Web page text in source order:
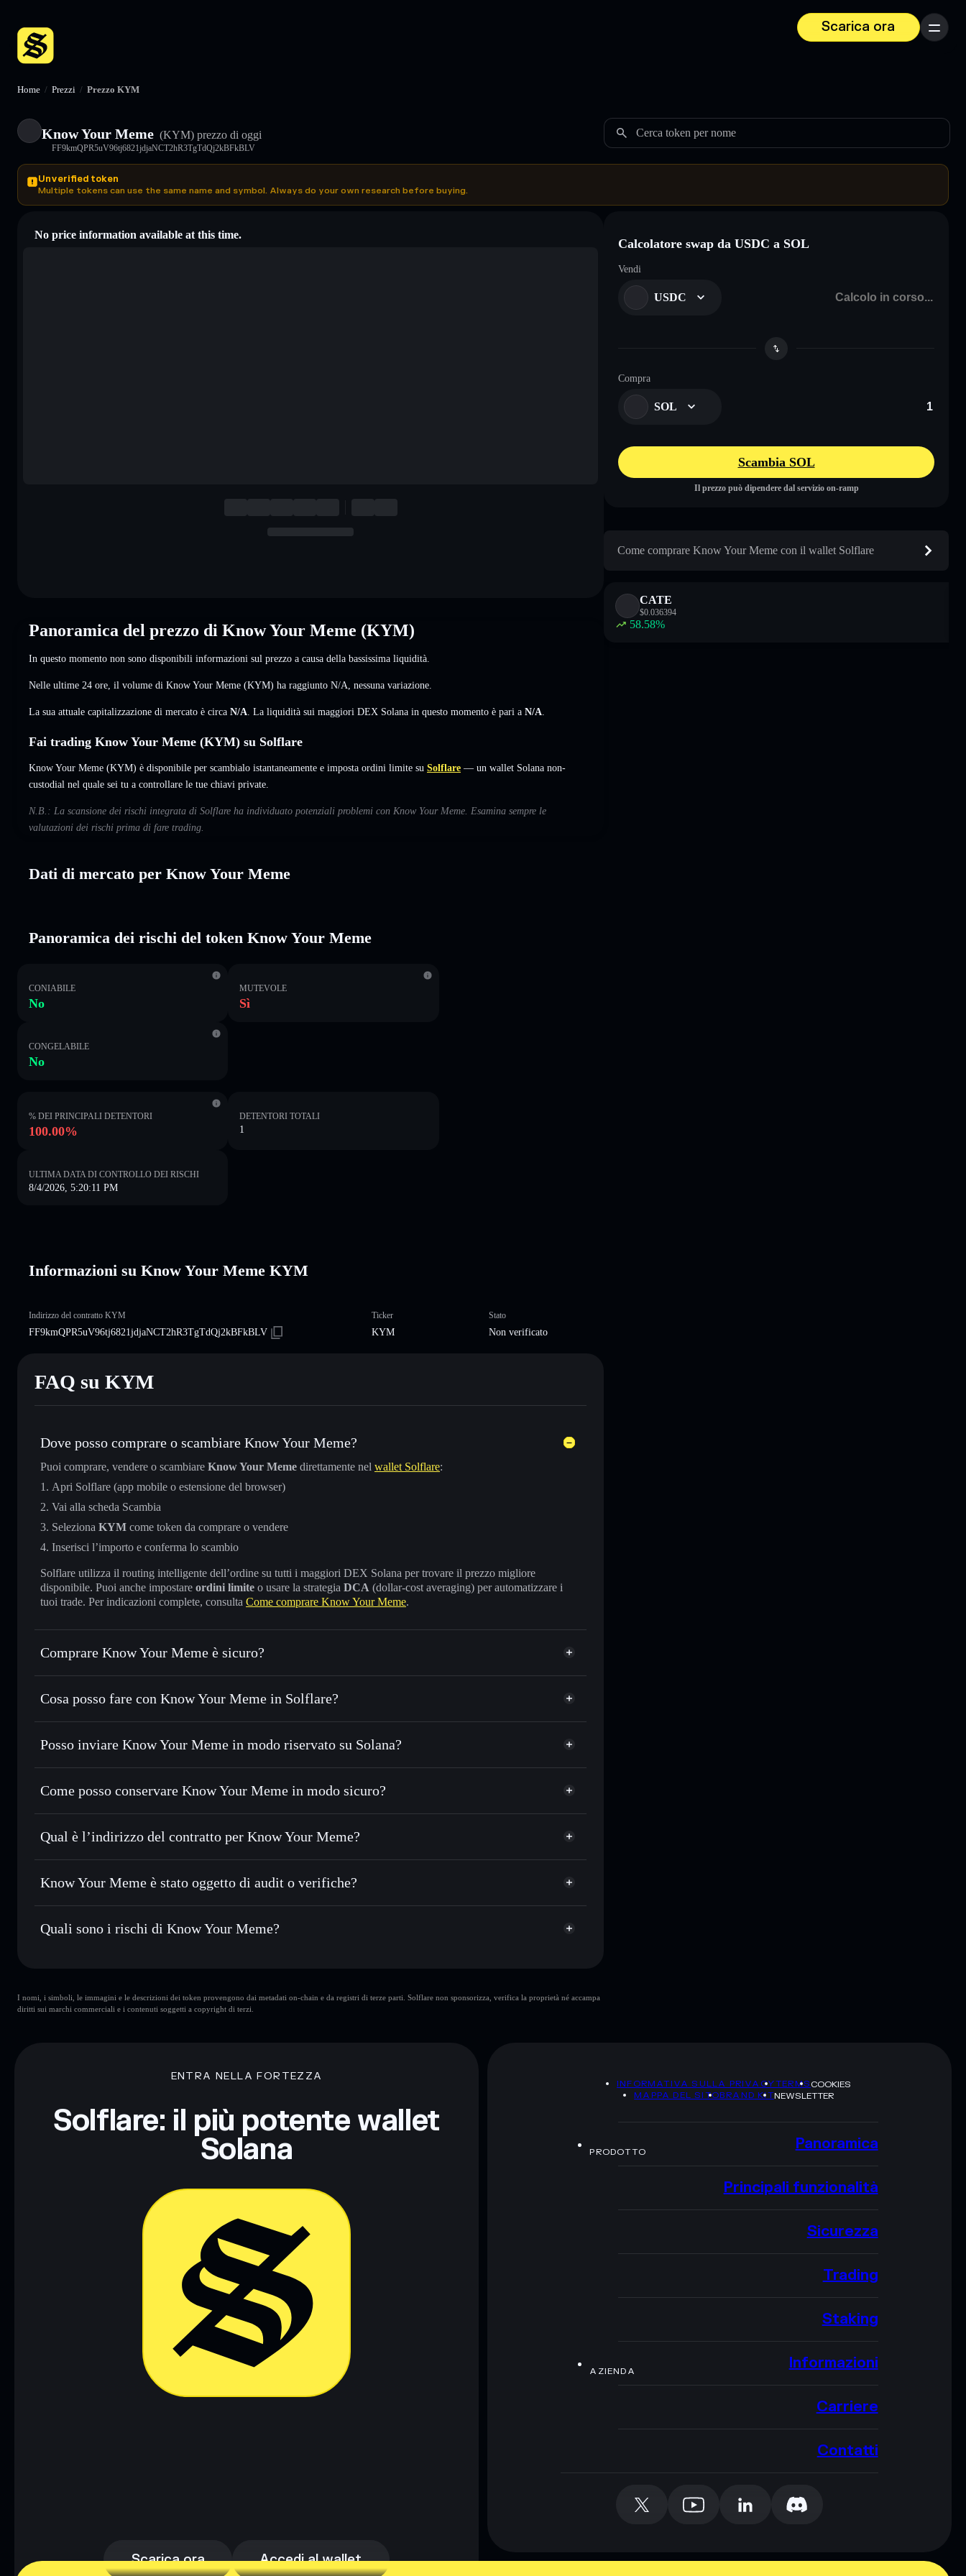
Scarica ora
Menu
Home / Prezzi / Prezzo KYM
Know Your Meme (KYM) prezzo di oggi
FF9kmQPR5uV96tj6821jdjaNCT2hR3TgTdQj2kBFkBLV
Cerca token per nome
Unverified token
Multiple tokens can use the same name and symbol. Always do your own research before buying.
No price information available at this time.
Panoramica del prezzo di Know Your Meme (KYM)
In questo momento non sono disponibili informazioni sul prezzo a causa della bassissima liquidità.
Nelle ultime 24 ore, il volume di Know Your Meme (KYM) ha raggiunto N/A nessuna variazione
La sua attuale capitalizzazione di mercato è circa N/A . La liquidità sui maggiori DEX Solana in questo momento è pari a N/A
Fai trading Know Your Meme (KYM) su Solflare
Know Your Meme (KYM) è disponibile per scambialo istantaneamente e imposta ordini limite su Solflare — un wallet Solana non-
custodial nel quale sei tu a controllare le tue chiavi private.
N.B.: La scansione dei rischi integrata di Solflare ha individuato potenziali problemi con Know Your Meme. Esamina sempre le
valutazioni dei rischi prima di fare trading.
Dati di mercato per Know Your Meme
Panoramica dei rischi del token Know Your Meme
CONIABILE
No
MUTEVOLE
Sì
CONGELABILE
No
% DEI PRINCIPALI DETENTORI
100.00%
DETENTORI TOTALI
1
ULTIMA DATA DI CONTROLLO DEI RISCHI
8/4/2026, 5:20:11 PM
Informazioni su Know Your Meme KYM
Indirizzo del contratto KYM
FF9kmQPR5uV96tj6821jdjaNCT2hR3TgTdQj2kBFkBLV
Ticker
KYM
Stato
Non verificato
FAQ su KYM
Dove posso comprare o scambiare Know Your Meme?
Puoi comprare, vendere o scambiare Know Your Meme direttamente nel wallet Solflare:
Apri Solflare (app mobile o estensione del browser)
Vai alla scheda Scambia
Seleziona KYM come token da comprare o vendere
Inserisci l’importo e conferma lo scambio
Solflare utilizza il routing intelligente dell’ordine su tutti i maggiori DEX Solana per trovare il prezzo migliore
disponibile. Puoi anche impostare ordini limite o usare la strategia DCA (dollar-cost averaging) per automatizzare i
tuoi trade. Per indicazioni complete, consulta Come comprare Know Your Meme.
Comprare Know Your Meme è sicuro?
Know Your Meme non è verificato
Cosa posso fare con Know Your Meme in Solflare?
Know Your Meme
wallet Solflare
Scambiare istantaneamente— scambia KYM in SOL, USDC o in migliaia di altri token Solana al prezzo migliore
Usare il DCA— applica la strategia dollar-cost average su KYM nel tempo
Inviare in modo riservato— trasferisci KYM senza collegare pubblicamente i wallet usando l’Aggregatore di
privacy incorporato di Solflare
esclusivo controllo delle tue chiavi private
Posso inviare Know Your Meme in modo riservato su Solana?
Aggregatore di privacy
Come posso conservare Know Your Meme in modo sicuro?
Know Your Meme wallet non-custodial Solflare
Aggregatore di privacy
Qual è l’indirizzo del contratto per Know Your Meme?
Know Your Meme
FF9kmQPR5uV96tj6821jdjaNCT2hR3TgTdQj2kBFkBLV
Know Your Meme è stato oggetto di audit o verifiche?
Know Your Meme non è verificato
Quali sono i rischi di Know Your Meme?
Your Meme
mutevoli
I nomi, i simboli, le immagini e le descrizioni dei token provengono dai metadati on-chain e da registri di terze parti. Solflare non sponsorizza, verifica la proprietà né accampa
diritti sui marchi commerciali e i contenuti soggetti a copyright di terzi.
Calcolatore swap da USDC a SOL
Vendi
USDC
Compra
SOL
Scambia SOL
Il prezzo può dipendere dal servizio on-ramp
Come comprare Know Your Meme con il wallet Solflare
CATE
$0.036394
58.58%
ENTRA NELLA FORTEZZA
Solflare: il più potente wallet
Solana
Scarica ora Accedi al wallet
INFORMATIVA SULLA PRIVACYTERMSCOOKIES
MAPPA DEL SITOBRAND KITNEWSLETTER
PRODOTTO Panoramica
Principali funzionalità
Sicurezza
Trading
Staking
AZIENDA Informazioni
Carriere
Contatti